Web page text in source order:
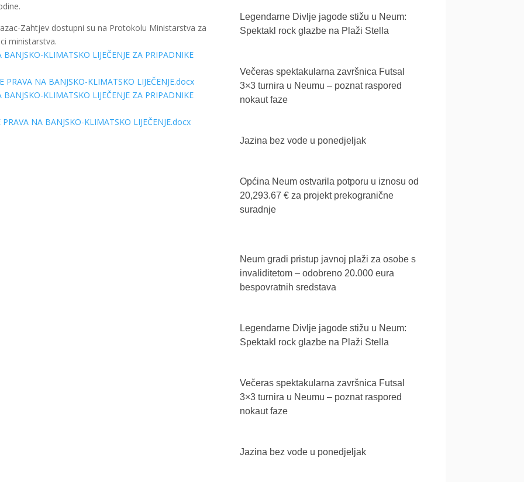
Zahtjev dostupni su na Protokolu Ministarstva za
ministarstva.
KLIMATSKO LIJEČENJE ZA PRIPADNIKE
PRAVA NA BANJSKO-KLIMATSKO LIJEČENJE.docx
KLIMATSKO LIJEČENJE ZA PRIPADNIKE
NA BANJSKO-KLIMATSKO LIJEČENJE.docx
Legendarne Divlje jagode stižu u Neum:
Spektakl rock glazbe na Plaži Stella
Večeras spektakularna završnica Futsal
3×3 turnira u Neumu – poznat raspored
nokaut faze
Jazina bez vode u ponedjeljak
Općina Neum ostvarila potporu u iznosu od
20,293.67 € za projekt prekogranične
suradnje
Neum gradi pristup javnoj plaži za osobe s
invaliditetom – odobreno 20.000 eura
bespovratnih sredstava
Legendarne Divlje jagode stižu u Neum:
Spektakl rock glazbe na Plaži Stella
Večeras spektakularna završnica Futsal
3×3 turnira u Neumu – poznat raspored
nokaut faze
Jazina bez vode u ponedjeljak